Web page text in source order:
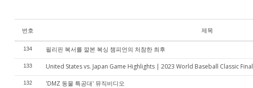
번호 제목
134 필리핀 복서를 깔본 복싱 챔피언의 처참한 최후
133 United States vs. Japan Game Highlights | 2023 World Baseball Classic Final
132 'DMZ 동물 특공대' 뮤직비디오